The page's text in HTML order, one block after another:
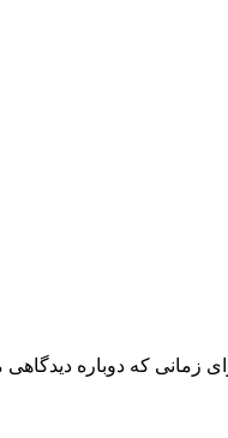
زمانی که دوباره